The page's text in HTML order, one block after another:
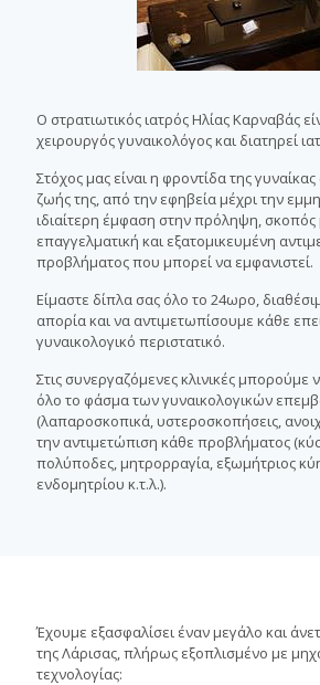
Ο στρατιωτικός ιατρός Ηλίας Καρναβάς
χειρουργός γυναικολόγος και διατηρεί
Στόχος μας είναι η φροντίδα της
ζωής της, από την εφηβεία μέχρι την
ιδιαίτερη έμφαση στην πρόληψη, σκοπός
επαγγελματική και εξατομικευμένη
προβλήματος που μπορεί να εμφανιστεί.
Είμαστε δίπλα σας όλο το 24ωρο,
απορία και να αντιμετωπίσουμε κάθε
γυναικολογικό περιστατικό.
Στις συνεργαζόμενες κλινικές
όλο το φάσμα των γυναικολογικών
(λαπαροσκοπικά, υστεροσκοπήσεις,
την αντιμετώπιση κάθε προβλήματος
πολύποδες, μητρορραγία, εξωμήτριος
ενδομητρίου κ.τ.λ.).
Έχουμε εξασφαλίσει έναν μεγάλο και
της Λάρισας, πλήρως εξοπλισμένο με
τεχνολογίας: